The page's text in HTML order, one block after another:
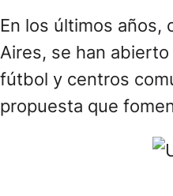
LA NACIONparticipó
inaugurada frente a
escoltados por un